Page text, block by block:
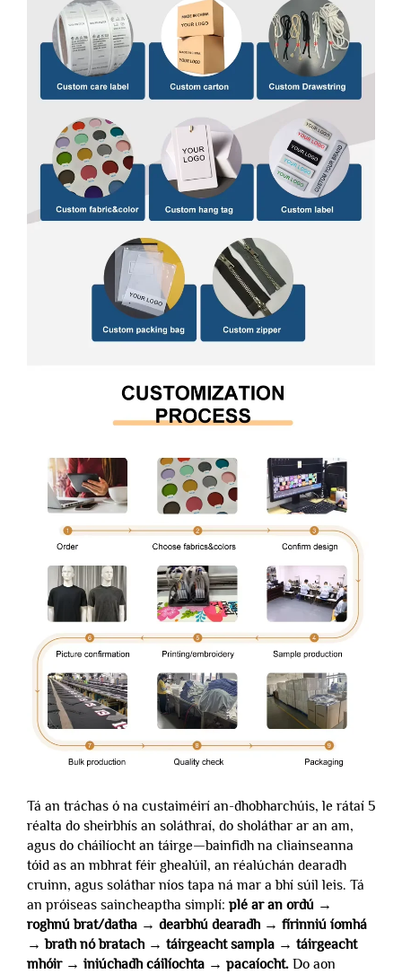
Tá an tráchas ó na custaiméirí an-dhobharchúis, le rátaí 5
réalta do sheirbhís an soláthraí, do sholáthar ar an am,
agus do cháilíocht an táirge—bainfidh na cliainseanna
tóid as an mbhrat féir ghealúil, an réalúchán dearadh
cruinn, agus soláthar níos tapa ná mar a bhí súil leis. Tá
an próiseas saincheaptha simplí: plé ar an ordú →
roghnú brat/datha → dearbhú dearadh → fírinniú íomhá
→ brath nó bratach → táirgeacht sampla → táirgeacht
mhóir → iniúchadh cáilíochta → pacaíocht. Do aon